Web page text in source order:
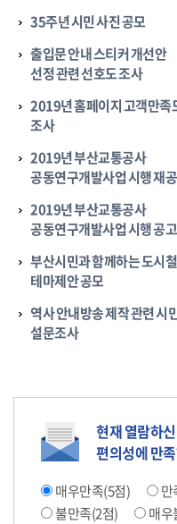
35주년 시민 사진 공모
출입문 안내 스티커 개선안
선정 관련 선호도 조사
2019년 홈페이지 고객만족
조사
2019년 부산교통공사
공동연구개발사업 시행 재
2019년 부산교통공사
공동연구개발사업 시행 공고
부산시민과 함께하는 도시
테마제안 공모
역사 안내방송 제작 관련 시
설문조사
현재 열람하
편의성에 만
매우만족(5점) 만
불만족(2점)
매우